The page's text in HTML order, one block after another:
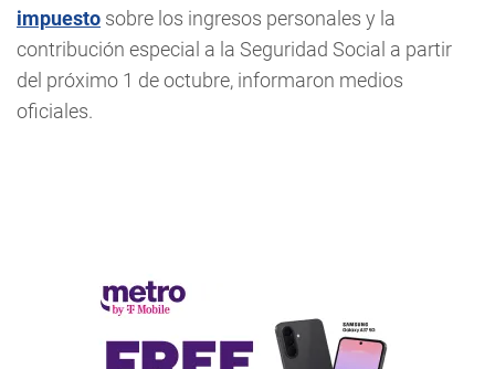
impuesto sobre los ingresos personales y la
contribución especial a la Seguridad Social a partir
del próximo 1 de octubre, informaron medios
oficiales.